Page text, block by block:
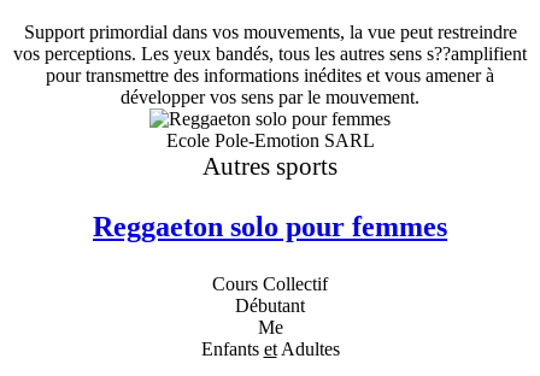
Support primordial dans vos mouvements, la vue peut restreindre
vos perceptions. Les yeux bandés, tous les autres sens s??amplifient
pour transmettre des informations inédites et vous amener à
développer vos sens par le mouvement.
Ecole Pole-Emotion SARL
Autres sports
Reggaeton solo pour femmes
Cours Collectif
Débutant
Me
Enfants etAdultes